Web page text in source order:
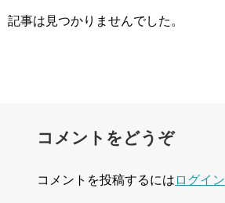
記事は見つかりませんでした。
コメントをどうぞ
コメントを投稿するには ログイン